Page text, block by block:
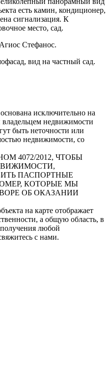
есть камин, кондиционер,
сигнализация. К
место, сад.
Стефанос.
вид на частный сад.
исключительно на
недвижимости
быть неточности или
недвижимости, со
4072/2012, ЧТОБЫ
ПАСПОРТНЫЕ
КОТОРЫЕ МЫ
ОБ ОКАЗАНИИ
на карте отображает
а общую область, в
любой
с нами.